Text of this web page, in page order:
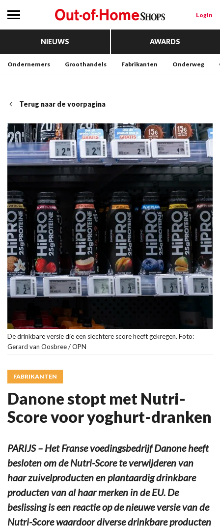
Login
NIEUWS AWARDS
Ondernemers Groothandels Fabrikanten Onderweg
Terug naar de voorpagina
De drinkbare versie die een slechtere score heeft gekregen. Foto:
Gerard van Oosbree / OPN
FABRIKANTEN
Danone stopt met Nutri-
Score voor yoghurt-dranken
PARIJS – Het Franse voedingsbedrijf Danone heeft
besloten om de Nutri-Score te verwijderen van
haar zuivelproducten en plantaardig drinkbare
producten van al haar merken in de EU. De
beslissing is een reactie op de nieuwe versie van de
Nutri-Score waardoor diverse drinkbare producten